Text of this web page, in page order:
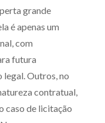
6616
grande
é apenas um
com
futura
Outros, no
contratual,
caso de licitação